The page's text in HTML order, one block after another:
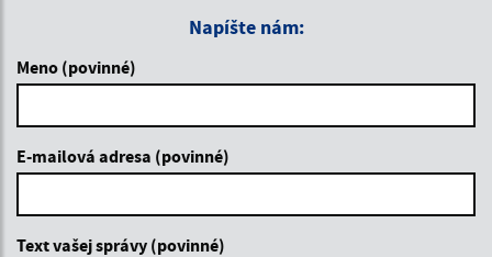
Napíšte nám:
Meno (povinné)
E-mailová adresa (povinné)
Text vašej správy (povinné)